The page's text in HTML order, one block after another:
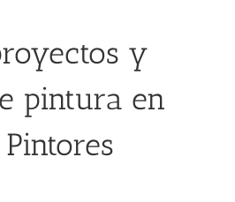
y
pintura en
Pintores